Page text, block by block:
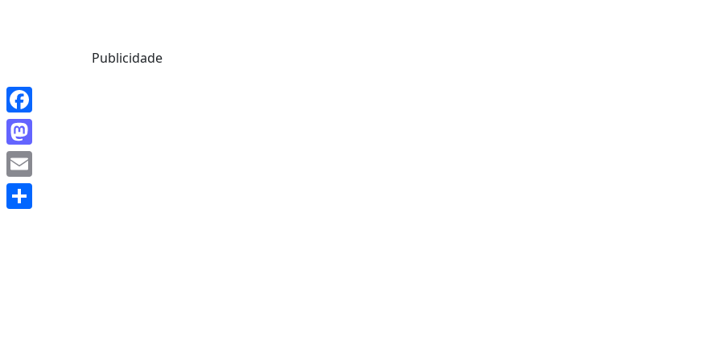
Publicidade
Facebook
Mastodon
Email